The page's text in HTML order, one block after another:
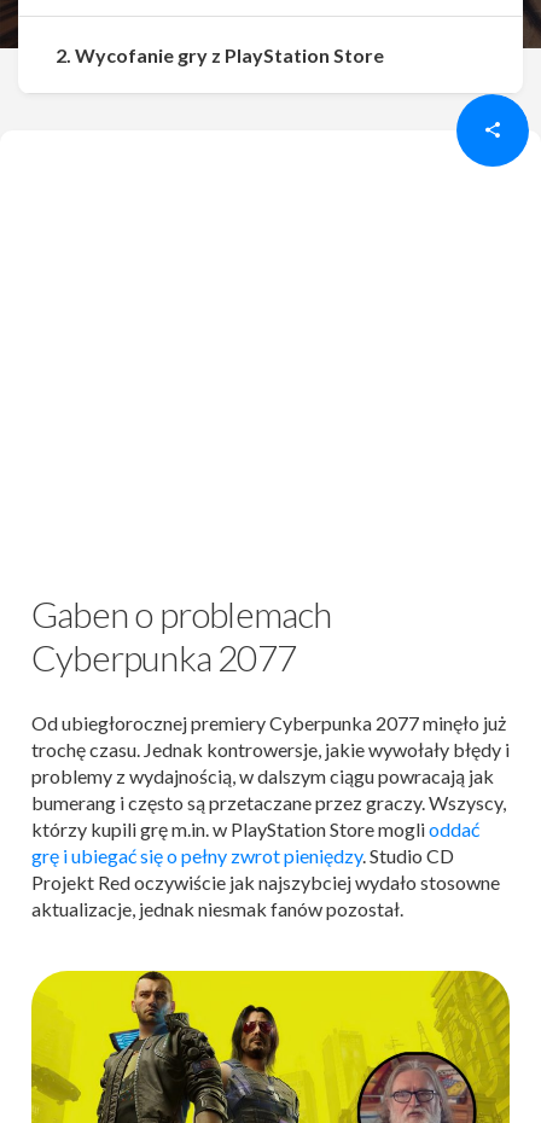
Udostępnij Udostępnij
Gaben o problemach
Cyberpunka 2077
Od ubiegłorocznej premiery Cyberpunka 2077 minęło już
trochę czasu. Jednak kontrowersje, jakie wywołały błędy i
problemy z wydajnością, w dalszym ciągu powracają jak
bumerang i często są przetaczane przez graczy. Wszyscy,
którzy kupili grę m.in. w PlayStation Store moglioddać
grę i ubiegać się o pełny zwrot pieniędzy. Studio CD
Projekt Red oczywiście jak najszybciej wydało stosowne
aktualizacje, jednak niesmak fanów pozostał.
2. Wycofanie gry z PlayStation Store